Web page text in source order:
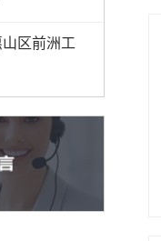
区前洲工